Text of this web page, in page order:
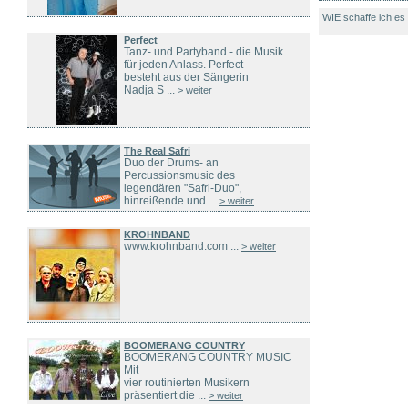
Perfect
Tanz- und Partyband - die Musik
für jeden Anlass. Perfect
besteht aus der Sängerin
Nadja S ... > weiter
The Real Safri
Duo der Drums- an
Percussionsmusic des
legendären "Safri-Duo",
hinreißende und ... > weiter
KROHNBAND
www.krohnband.com ... > weiter
BOOMERANG COUNTRY
BOOMERANG COUNTRY MUSIC
Mit
vier routinierten Musikern
präsentiert die ... > weiter
WIE schaffe ich